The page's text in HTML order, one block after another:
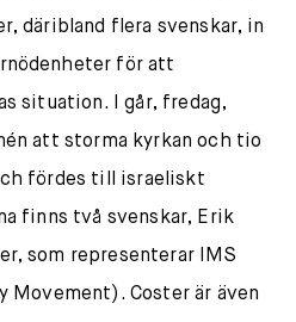
däribland flera svenskar, in
för att
situation. I går, fredag,
att storma kyrkan och tio
fördes till israeliskt
finns två svenskar, Erik
som representerar IMS
Movement). Coster är även